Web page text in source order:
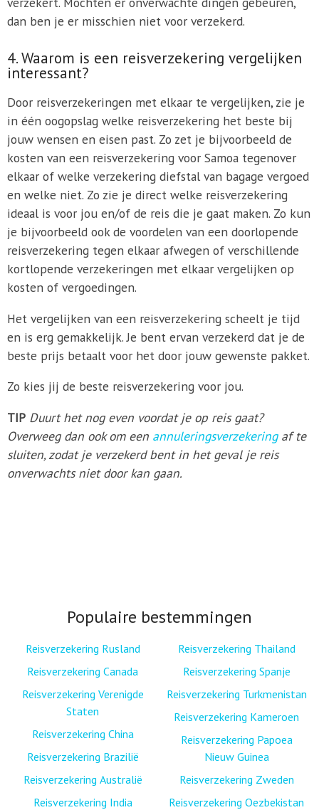
dan ben je er misschien niet voor verzekerd.
4. Waarom is een reisverzekering vergelijken
interessant?
Door reisverzekeringen met elkaar te vergelijken, zie je
in één oogopslag welke reisverzekering het beste bij
jouw wensen en eisen past. Zo zet je bijvoorbeeld de
kosten van een reisverzekering voor Samoa tegenover
elkaar of welke verzekering diefstal van bagage vergoed
en welke niet. Zo zie je direct welke reisverzekering
ideaal is voor jou en/of de reis die je gaat maken. Zo kun
je bijvoorbeeld ook de voordelen van een doorlopende
reisverzekering tegen elkaar afwegen of verschillende
kortlopende verzekeringen met elkaar vergelijken op
kosten of vergoedingen.
Het vergelijken van een reisverzekering scheelt je tijd
en is erg gemakkelijk. Je bent ervan verzekerd dat je de
beste prijs betaalt voor het door jouw gewenste pakket.
Zo kies jij de beste reisverzekering voor jou.
TIP Duurt het nog even voordat je op reis gaat?
Overweeg dan ook om een annuleringsverzekeringaf te
sluiten, zodat je verzekerd bent in het geval je reis
onverwachts niet door kan gaan.
Populaire bestemmingen
Reisverzekering Rusland
Reisverzekering Canada
Reisverzekering Verenigde
Staten
Reisverzekering China
Reisverzekering Brazilië
Reisverzekering Australië
Reisverzekering India
Reisverzekering Thailand
Reisverzekering Spanje
Reisverzekering Turkmenistan
Reisverzekering Kameroen
Reisverzekering Papoea
Nieuw Guinea
Reisverzekering Zweden
Reisverzekering Oezbekistan